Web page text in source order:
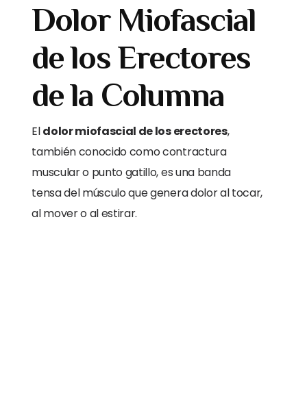
Dolor Miofascial
de los Erectores
de la Columna
Eldolor miofascial de los erectores,
también conocido como contractura
muscular o punto gatillo, es una banda
tensa del músculo que genera dolor al tocar,
al mover o al estirar.